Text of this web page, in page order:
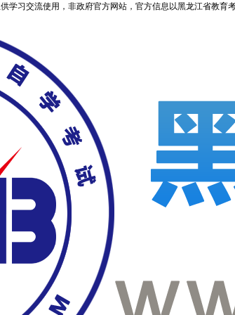
学习交流使用，非政府官方网站，官方信息以黑龙江省教育